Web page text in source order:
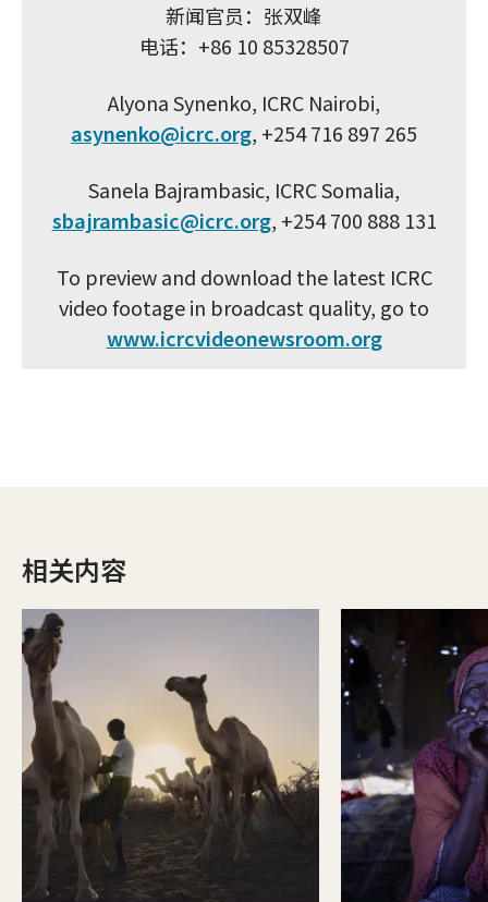
新闻官员：张双峰
电话：+86 10 85328507
Alyona Synenko, ICRC Nairobi,
asynenko@icrc.org, +254 716 897 265
Sanela Bajrambasic, ICRC Somalia,
sbajrambasic@icrc.org, +254 700 888 131
To preview and download the latest ICRC
video footage in broadcast quality, go to
www.icrcvideonewsroom.org
相关内容